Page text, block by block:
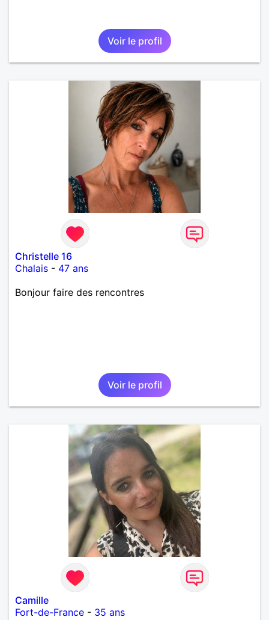
Voir le profil
Christelle 16
Chalais - 47 ans
Bonjour faire des rencontres
Voir le profil
Camille
Fort-de-France - 35 ans